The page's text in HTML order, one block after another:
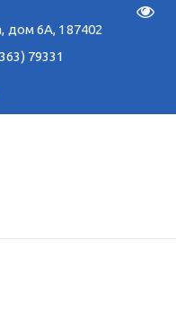
дом 6А, 187402
79331